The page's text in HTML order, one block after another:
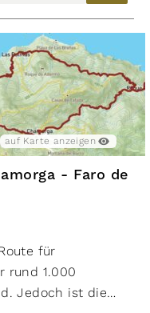
auf Karte anzeigen
- Faro de
für
rund 1.000
Jedoch ist die